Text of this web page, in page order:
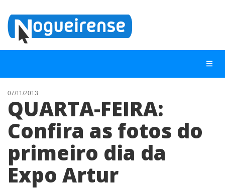
NOTÍCIAS
LISTA DIGITAL
TELEFONES ÚTEIS
QUEM SOMOS
CONTATO
07/11/2013
QUARTA-FEIRA:
Confira as fotos do
primeiro dia da
Expo Artur